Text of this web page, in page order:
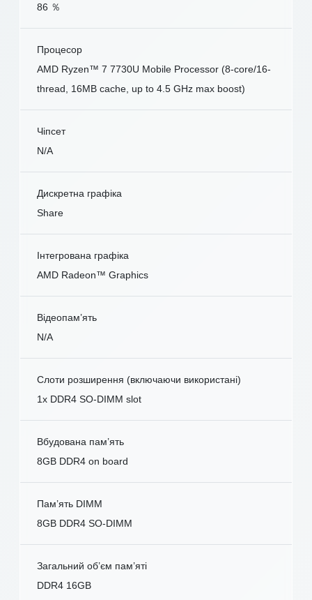
86 ％
Процесор
AMD Ryzen™ 7 7730U Mobile Processor (8-core/16-
thread, 16MB cache, up to 4.5 GHz max boost)
Чіпсет
N/A
Дискретна графіка
Share
Інтегрована графіка
AMD Radeon™ Graphics
Відеопам’ять
N/A
Слоти розширення (включаючи використані)
1x DDR4 SO-DIMM slot
Вбудована пам’ять
8GB DDR4 on board
Пам’ять DIMM
8GB DDR4 SO-DIMM
Загальний об’єм пам’яті
DDR4 16GB